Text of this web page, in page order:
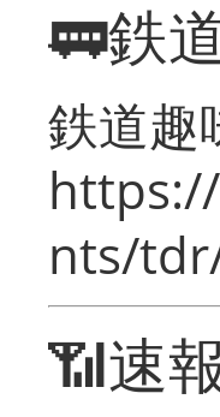
🚃鉄
鉄道趣
nts/
📶速